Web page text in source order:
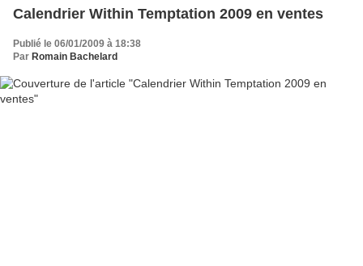
Calendrier Within Temptation 2009 en ventes
Publié le 06/01/2009 à 18:38
Par Romain Bachelard